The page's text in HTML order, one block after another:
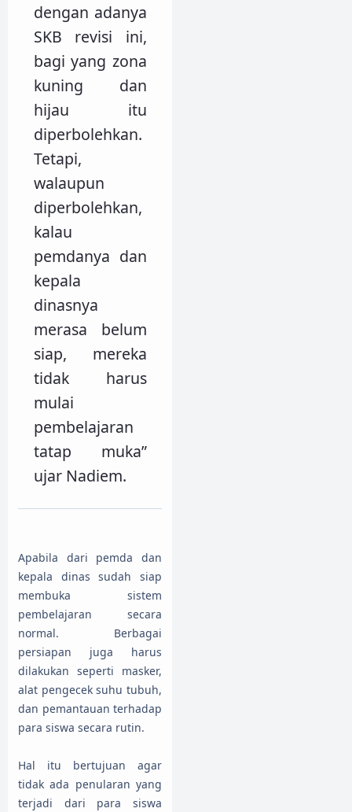
dengan adanya
SKB revisi ini,
bagi yang zona
kuning dan
hijau itu
diperbolehkan.
Tetapi,
walaupun
diperbolehkan,
kalau
pemdanya dan
kepala
dinasnya
merasa belum
siap, mereka
tidak harus
mulai
pembelajaran
tatap muka”
ujar Nadiem.
Apabila dari pemda dan
kepala dinas sudah siap
membuka sistem
pembelajaran secara
normal. Berbagai
persiapan juga harus
dilakukan seperti masker,
alat pengecek suhu tubuh,
dan pemantauan terhadap
para siswa secara rutin.
Hal itu bertujuan agar
tidak ada penularan yang
terjadi dari para siswa